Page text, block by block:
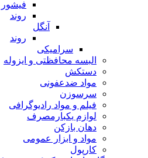
فیشور
روند
آنگل
روند
سرامیکی
البسه محافظتی و ایزوله
دستکش
مواد ضدعفونی
سرسوزن
فیلم و مواد رادیوگرافی
لوازم یکبارمصرف
دهان بازکن
مواد و ابزار عمومی
کارپول